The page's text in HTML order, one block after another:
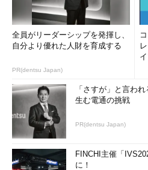
全員がリーダーシップを発揮し、
自分より優れた人財を育成する
PR(dentsu Japan)
「さすが」と言わ
生む電通の挑戦
PR(dentsu Japan)
FINCHI主催「
に！